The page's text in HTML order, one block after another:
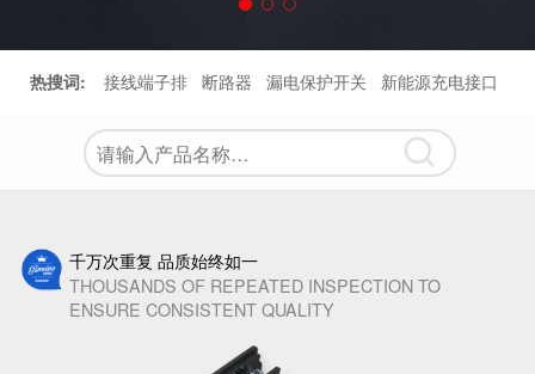
热搜词: 接线端子排 断路器 漏电保护开关 新能源充电接口
千万次重复 品质始终如一
THOUSANDS OF REPEATED INSPECTION TO
ENSURE CONSISTENT QUALITY